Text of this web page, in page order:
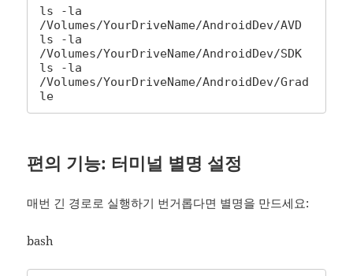
ls -la
/Volumes/YourDriveName/AndroidDev/AVD
ls -la
/Volumes/YourDriveName/AndroidDev/SDK
ls -la
/Volumes/YourDriveName/AndroidDev/Grad
le
편의 기능: 터미널 별명 설정
매번 긴 경로로 실행하기 번거롭다면 별명을 만드세요:
bash